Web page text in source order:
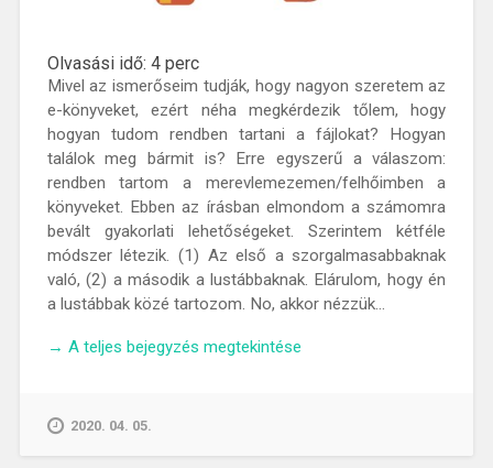
Olvasási idő: 4 perc
Mivel az ismerőseim tudják, hogy nagyon szeretem az
e-könyveket, ezért néha megkérdezik tőlem, hogy
hogyan tudom rendben tartani a fájlokat? Hogyan
találok meg bármit is? Erre egyszerű a válaszom:
rendben tartom a merevlemezemen/felhőimben a
könyveket. Ebben az írásban elmondom a számomra
bevált gyakorlati lehetőségeket. Szerintem kétféle
módszer létezik. (1) Az első a szorgalmasabbaknak
való, (2) a második a lustábbaknak. Elárulom, hogy én
a lustábbak közé tartozom. No, akkor nézzük…
„Hogyan
e-
→ A teljes bejegyzés megtekintése
2020. 04. 05.